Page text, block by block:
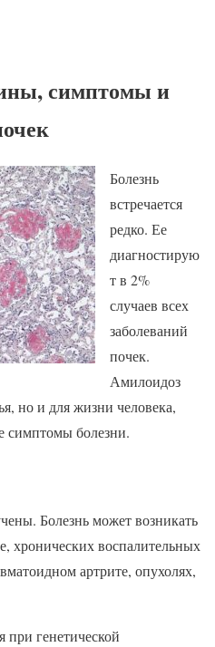
симптомы и
Болезнь
встречается
редко. Ее
диагностирую
т в 2%
случаев всех
заболеваний
почек.
Амилоидоз
но и для жизни человека,
симптомы болезни.
Болезнь может возникать
хронических воспалительных
артрите, опухолях,
при генетической